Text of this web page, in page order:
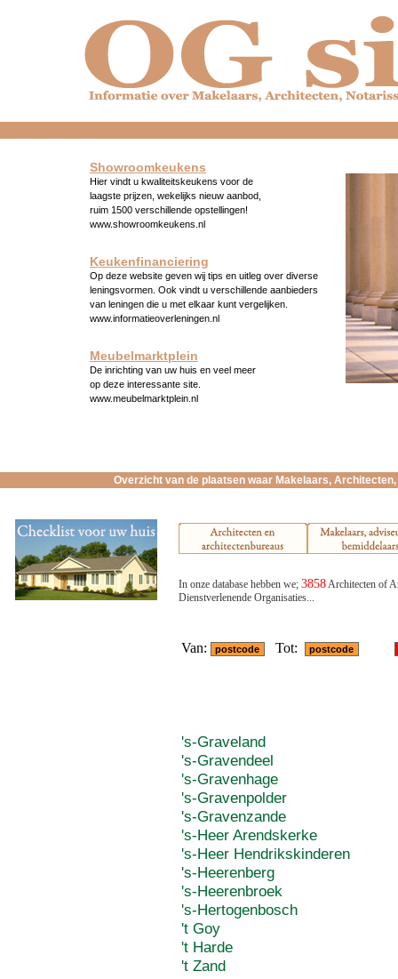
Showroomkeukens
Hier vindt u kwaliteitskeukens voor de
laagste prijzen, wekelijks nieuw aanbod,
ruim 1500 verschillende opstellingen!
www.showroomkeukens.nl
Keukenfinanciering
Op deze website geven wij tips en uitleg over diverse
leningsvormen. Ook vindt u verschillende aanbieders
van leningen die u met elkaar kunt vergelijken.
www.informatieoverleningen.nl
Meubelmarktplein
De inrichting van uw huis en veel meer
op deze interessante site.
www.meubelmarktplein.nl
Overzicht van de plaatsen waar Makelaars,
In onze database hebben we; 3858Architecten of
Dienstverlenende Organisaties...
Van: Tot:
's-Graveland
's-Gravendeel
's-Gravenhage
's-Gravenpolder
's-Gravenzande
's-Heer Arendskerke
's-Heer Hendrikskinderen
's-Heerenberg
's-Heerenbroek
's-Hertogenbosch
't Goy
't Harde
't Zand